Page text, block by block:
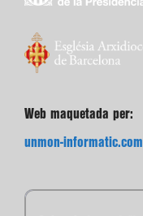
Web maquetada per:
unmon-informatic.com